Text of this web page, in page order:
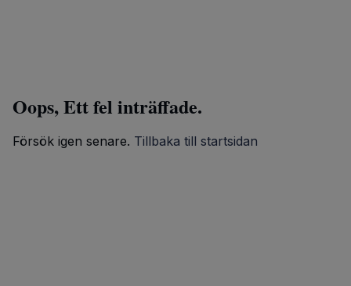
Oops, Ett fel inträffade.
Försök igen senare. Tillbaka till startsidan